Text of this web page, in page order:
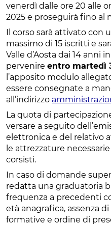
venerdì dalle ore 20 alle
2025 e proseguirà fino al
Il corso sarà attivato con
massimo di 15 iscritti e
Valle d’Aosta dai 14 anni
pervenire entro martedì
l’apposito modulo
essere consegnate a
all’indirizzo
La quota di
versare a seguito
elettronica e del relativo
le attrezzature
corsisti.
In caso di domande
redatta una graduatoria
frequenza a precedenti
età anagrafica, assenza
formative e ordine di